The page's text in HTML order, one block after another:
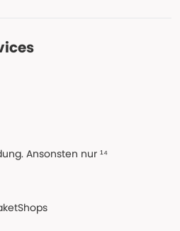
Ansonsten nur ¹⁴